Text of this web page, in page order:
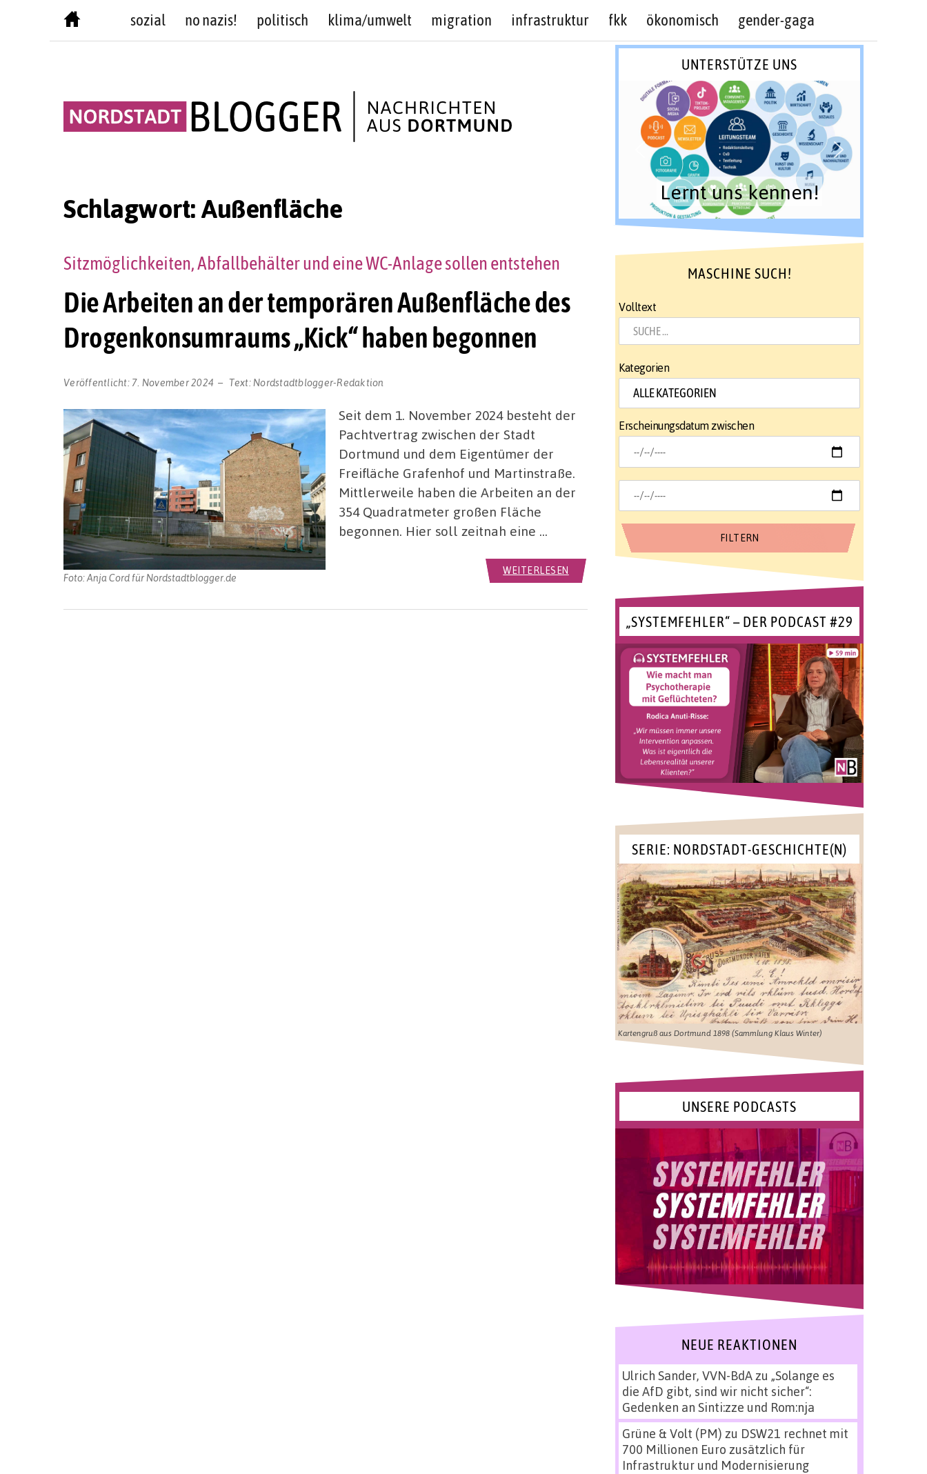
sozial no nazis! politisch klima/umwelt migration infrastruktur fkk ökonomisch gender-gaga
Schlagwort:Außenfläche
Die Arbeiten an der temporären Außenfläche des
Drogenkonsumraums „Kick“ haben begonnen
Sitzmöglichkeiten, Abfallbehälter und eine WC-Anlage sollen entstehen
Veröffentlicht: 7. November 2024 Text: Nordstadtblogger-Redaktion
Foto: Anja Cord für Nordstadtblogger.de
Seit dem 1. November 2024 besteht der
Pachtvertrag zwischen der Stadt
Dortmund und dem Eigentümer der
Freifläche Grafenhof und Martinstraße.
Mittlerweile haben die Arbeiten an der
354 Quadratmeter großen Fläche
begonnen. Hier soll zeitnah eine …
WEITERLESEN
UNTERSTÜTZE UNS
Lernt uns kennen!
MASCHINE SUCH!
Volltext
Kategorien
Erscheinungsdatum zwischen
„SYSTEMFEHLER“ – DER PODCAST #29
SERIE: NORDSTADT-GESCHICHTE(N)
Kartengruß aus Dortmund 1898 (Sammlung Klaus Winter)
UNSERE PODCASTS
NEUE REAKTIONEN
Ulrich Sander, VVN-BdAzu „Solange es
die AfD gibt, sind wir nicht sicher“:
Gedenken an Sinti:zze und Rom:nja
Grüne & Volt (PM) zu DSW21 rechnet mit
700 Millionen Euro zusätzlich für
Infrastruktur und Modernisierung